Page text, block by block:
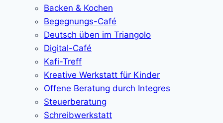
Backen & Kochen
Begegnungs-Café
Deutsch üben im Triangolo
Digital-Café
Kafi-Treff
Kreative Werkstatt für Kinder
Offene Beratung durch Integres
Steuerberatung
Schreibwerkstatt